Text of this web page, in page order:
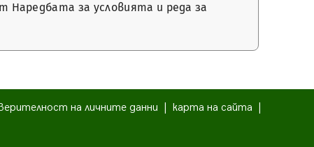
Наредбата за условията и реда за
на личните данни карта на сайта